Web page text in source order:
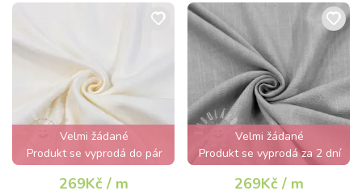
Velmi žádané
Produkt se vyprodá do pár
hodin
269Kč / m
Velmi žádané
Produkt se vyprodá za 2 dní
269Kč / m